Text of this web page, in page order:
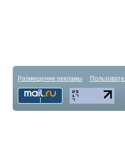
Размещение рекламы